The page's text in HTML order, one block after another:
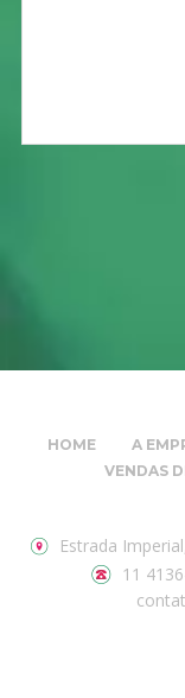
HOME A
VENDAS
Estrada
11